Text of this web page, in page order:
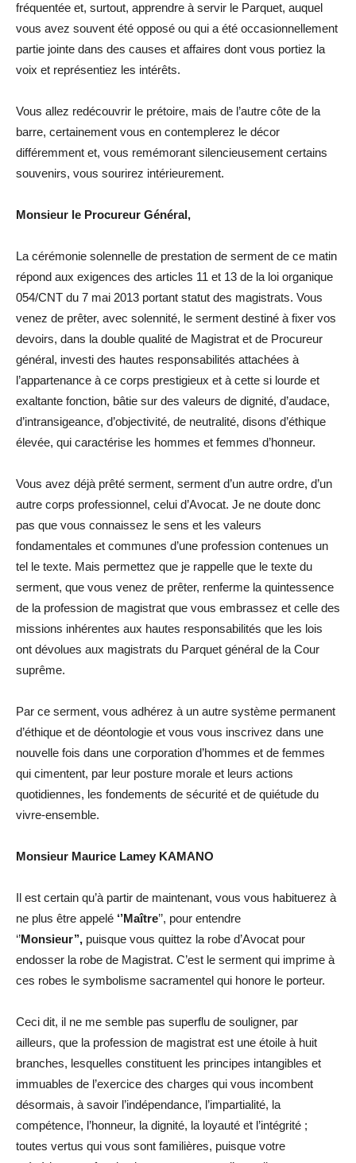
fréquentée et, surtout, apprendre à servir le Parquet, auquel
vous avez souvent été opposé ou qui a été occasionnellement
partie jointe dans des causes et affaires dont vous portiez la
voix et représentiez les intérêts.
Vous allez redécouvrir le prétoire, mais de l’autre côte de la
barre, certainement vous en contemplerez le décor
différemment et, vous remémorant silencieusement certains
souvenirs, vous sourirez intérieurement.
Monsieur le Procureur Général,
La cérémonie solennelle de prestation de serment de ce matin
répond aux exigences des articles 11 et 13 de la loi organique
054/CNT du 7 mai 2013 portant statut des magistrats. Vous
venez de prêter, avec solennité, le serment destiné à fixer vos
devoirs, dans la double qualité de Magistrat et de Procureur
général, investi des hautes responsabilités attachées à
l’appartenance à ce corps prestigieux et à cette si lourde et
exaltante fonction, bâtie sur des valeurs de dignité, d’audace,
d’intransigeance, d’objectivité, de neutralité, disons d’éthique
élevée, qui caractérise les hommes et femmes d’honneur.
Vous avez déjà prêté serment, serment d’un autre ordre, d’un
autre corps professionnel, celui d’Avocat. Je ne doute donc
pas que vous connaissez le sens et les valeurs
fondamentales et communes d’une profession contenues un
tel le texte. Mais permettez que je rappelle que le texte du
serment, que vous venez de prêter, renferme la quintessence
de la profession de magistrat que vous embrassez et celle des
missions inhérentes aux hautes responsabilités que les lois
ont dévolues aux magistrats du Parquet général de la Cour
suprême.
Par ce serment, vous adhérez à un autre système permanent
d’éthique et de déontologie et vous vous inscrivez dans une
nouvelle fois dans une corporation d’hommes et de femmes
qui cimentent, par leur posture morale et leurs actions
quotidiennes, les fondements de sécurité et de quiétude du
vivre-ensemble.
Monsieur Maurice Lamey KAMANO
Il est certain qu’à partir de maintenant, vous vous habituerez à
ne plus être appelé ‘’Maître’’, pour entendre
‘’Monsieur’’, puisque vous quittez la robe d’Avocat pour
endosser la robe de Magistrat. C’est le serment qui imprime à
ces robes le symbolisme sacramentel qui honore le porteur.
Ceci dit, il ne me semble pas superflu de souligner, par
ailleurs, que la profession de magistrat est une étoile à huit
branches, lesquelles constituent les principes intangibles et
immuables de l’exercice des charges qui vous incombent
désormais, à savoir l’indépendance, l’impartialité, la
compétence, l’honneur, la dignité, la loyauté et l’intégrité ;
toutes vertus qui vous sont familières, puisque votre